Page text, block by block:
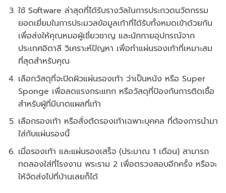
ใช้ Software ล่าสุดที่ได้รับรางวัลในการประกวดนวัตกรรม
ยอดเยี่ยมในการประมวลข้อมูลเท้าที่ได้รับทั้งหมดเข้าด้วยกัน
เพื่อส่งให้คุณหมอผู้เชี่ยวชาญ และนักกายอุปกรณ์จาก
ประเทศอิตาลี วิเคราะห์ปัญหา เพื่อทำแผ่นรองเท้าที่เหมาะสม
ที่สุดสำหรับคุณ
เลือกวัสดุที่จะปิดผิวแผ่นรองเท้า ว่าเป็นหนัง หรือ Super
Sponge เพื่อลดแรงกระแทก หรือวัสดุที่ป้องกันการติดเชื้อ
สำหรับผู้ที่มีบาดแผลที่เท้า
เลือกรองเท้า หรือสั่งตัดรองเท้าเฉพาะบุคคล ที่ต้องการนำมา
ใส่กับแผ่นรองนี้
เมื่อรองเท้า และแผ่นรองเสร็จ (ประมาณ 1 เดือน) สามารถ
ทดลองใส่ที่โรงงาน พระราม 2 เพื่อตรวงสอบอีกครั้ง หรือจะ
ให้จัดส่งไปที่บ้านเลยก็ได้